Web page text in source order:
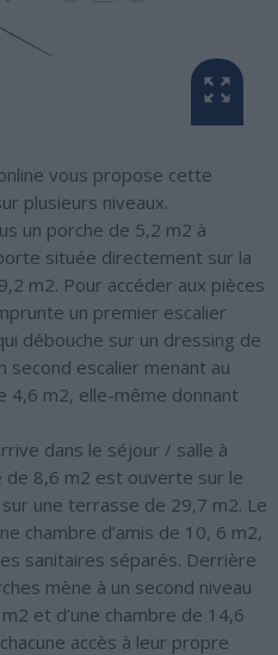
vous propose cette
plusieurs niveaux.
un porche de 5,2 m2 à
située directement sur la
m2. Pour accéder aux pièces
un premier escalier
débouche sur un dressing de
second escalier menant au
4,6 m2, elle-même donnant
dans le séjour / salle à
de 8,6 m2 est ouverte sur le
une terrasse de 29,7 m2. Le
chambre d’amis de 10, 6 m2,
sanitaires séparés. Derrière
mène à un second niveau
et d’une chambre de 14,6
accès à leur propre